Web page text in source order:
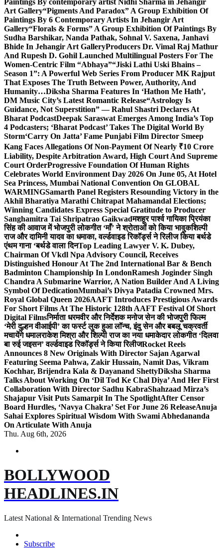
Paintings By contemporary artist Nidhi Sharma in Jehangir
Art Gallery“Pigments And Paradox” A Group Exhibition Of
Paintings By 6 Contemporary Artists In Jehangir Art
Gallery“Florals & Forms” A Group Exhibition Of Paintings By
Sudha Barshikar, Nanda Pathak, Sohnal V. Saxena, Janhavi
Bhide In Jehangir Art GalleryProducers Dr. Vimal Raj Mathur
And Rupesh D. Gohil Launched Multilingual Posters For The
Women-Centric Film “Abhaya”“Jiski Lathi Uski Bhains –
Season 1”: A Powerful Web Series From Producer MK Rajput
That Exposes The Truth Between Power, Authority, And
Humanity…Diksha Sharma Features In ‘Hathon Me Hath’,
DM Music City’s Latest Romantic Release“Astrology Is
Guidance, Not Superstition” — Rahul Shastri Declares At
Bharat PodcastDeepak Saraswat Emerges Among India’s Top
4 Podcasters; ‘Bharat Podcast’ Takes The Digital World By
Storm‘Carry On Jatta’ Fame Punjabi Film Director Smeep
Kang Faces Allegations Of Non-Payment Of Nearly ₹10 Crore
Liability, Despite Arbitration Award, High Court And Supreme
Court OrderProgressive Foundation Of Human Rights
Celebrates World Environment Day 2026 On June 05, At Hotel
Sea Princess, Mumbai National Convention On GLOBAL
WARMINGSamarth Panel Registers Resounding Victory in the
Akhil Bharatiya Marathi Chitrapat Mahamandal Elections;
Winning Candidates Express Special Gratitude to Producer
Sanghamitra Tai Shripatrao Gaikwadमशहूर पार्श्व गायिका प्रियंका
सिंह की आवाज में भोजपुरी लोकगीत ‘माँ’ ने श्रोताओं को किया भावुकशिल्पी
राज और दामिनी यादव का धमाका, वर्ल्डवाइड रिकॉर्ड्स ने रिलीज किया बर्थडे
एंथम गाना ‘बर्थडे वाला दिनTop Leading Lawyer V. K. Dubey,
Chairman Of Vkdl Npa Advisory Council, Receives
Distinguished Honour At The 2nd International Bar & Bench
Badminton Championship In LondonRamesh Joginder Singh
Chandra A Submarine Warrior, A Nation Builder And A Living
Symbol Of DedicationMumbai’s Divya Patadia Crowned Mrs.
Royal Global Queen 2026AAFT Introduces Prestigious Awards
For Short Films At The Historic 128th AAFT Festival Of Short
Digital Filmsनिर्माता धरमवीर और निर्देशक मनोज सेन की भोजपुरी फिल्म
‘मेरी दुल्हन वीआईपी’ का फर्स्ट लुक हुआ लॉन्च, इंदु सेन और बबलू चक्रवर्ती
मचायेंगे धमालराकेश मिश्रा और शिल्पी राज का नया धमाकेदार लोकगीत ‘दिलवा
बा रुई जइसन’ वर्ल्डवाइड रिकॉर्ड्स ने किया रिलीजRocket Reels
Announces 8 New Originals With Director Sajan Agarwal
Featuring Seema Pahwa, Zakir Hussain, Namit Das, Vikram
Kochhar, Brijendra Kala & Dayanand ShettyDiksha Sharma
Talks About Working On ‘Dil Tod Ke Chal Diya’ And Her First
Collaboration With Director Sadhu KabraShahzaad Mirza’s
Shajapur Visit Puts Samarpit In The SpotlightAfter Censor
Board Hurdles, ‘Navya Chakra’ Set For June 26 ReleaseAnuja
Sahai Explores Spiritual Wisdom With Swami Abhedananda
On Articulate With Anuja
Thu. Aug 6th, 2026
BOLLYWOOD
HEADLINES.IN
Latest National & International Trending News
Subscribe